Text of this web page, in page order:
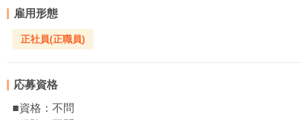
雇用形態
正社員(正職員)
応募資格
■資格：不問